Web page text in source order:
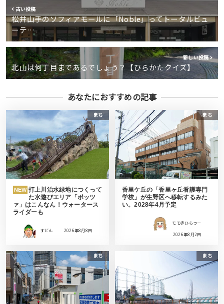
古い投稿
松井山手のソフィアモールに「Noble」ってトータルビュ
ーテ…
新しい投稿
北山は何丁目まであるでしょう？【ひらかたクイズ】
あなたにおすすめの記事
まち
NEW 打上川治水緑地につくって
た水遊びエリア「ポッツ
ァ」はこんなん！ウォータース
ライダーも
すどん 2026年8月8日
まち
香里ケ丘の「香里ヶ丘看護専門
学校」が生野区へ移転するみた
い。2028年4月予定
モモ＠ひらつー
2026年8月2日
まち まち